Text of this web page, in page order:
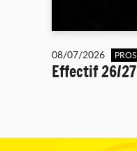
08/07/2026 PROS
Effectif 26/27